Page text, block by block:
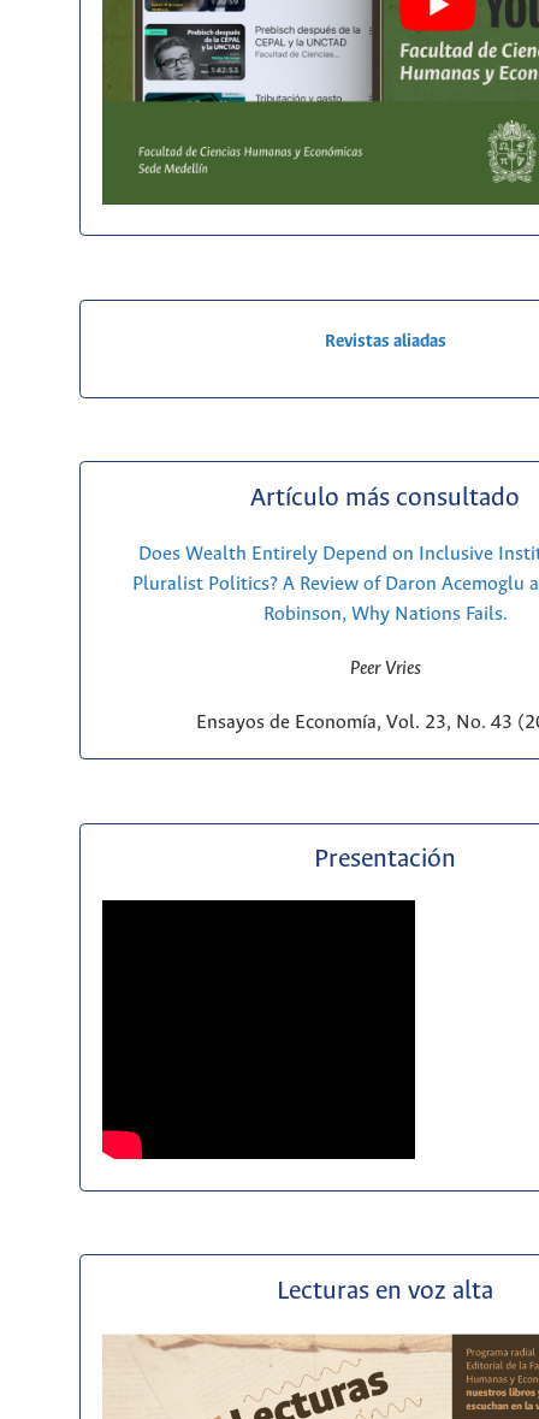
Revistas aliadas
Artículo más consultado
Does Wealth Entirely Depend on Inclusive
Pluralist Politics? A Review of Daron Acemoglu
Robinson, Why Nations Fails.
Peer Vries
Ensayos de Economía, Vol. 23, No. 43
Presentación
Lecturas en voz alta